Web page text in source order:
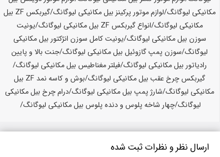
ارسال نظر و نظرات ثبت شده